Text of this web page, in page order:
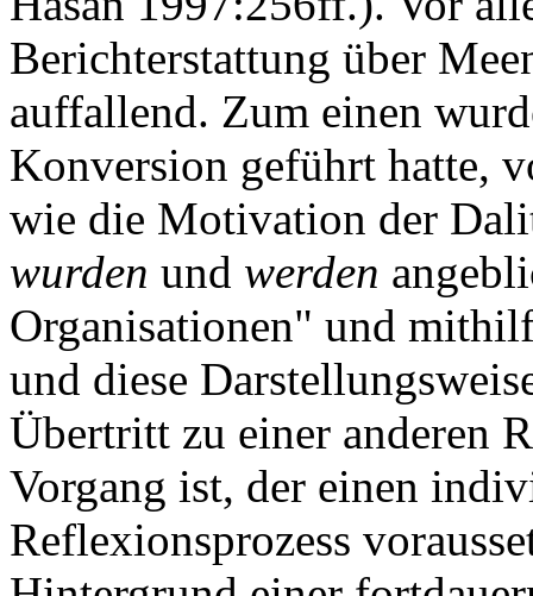
Berichterstattung über
auffallend. Zum einen
Konversion geführt hatte,
wie die Motivation der
wurden und werden
Organisationen" und
und diese
Übertritt zu einer anderen
Vorgang ist, der einen
Reflexionsprozess